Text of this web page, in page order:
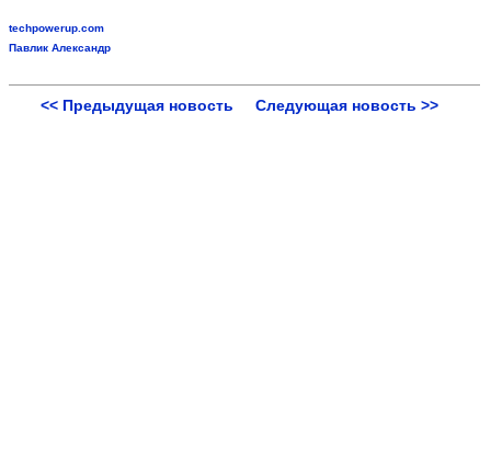
techpowerup.com
Павлик Александр
<< Предыдущая новость Следующая новость >>